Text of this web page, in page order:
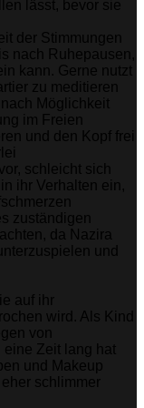
lässt, bevor sie
der Stimmungen
nach Ruhepausen,
kann. Gerne nutzt
zu meditieren
Möglichkeit
im Freien
und den Kopf frei
schleicht sich
ihr Verhalten ein,
zuständigen
da Nazira
und
auf ihr
wird. Als Kind
von
eine Zeit lang hat
und Makeup
schlimmer